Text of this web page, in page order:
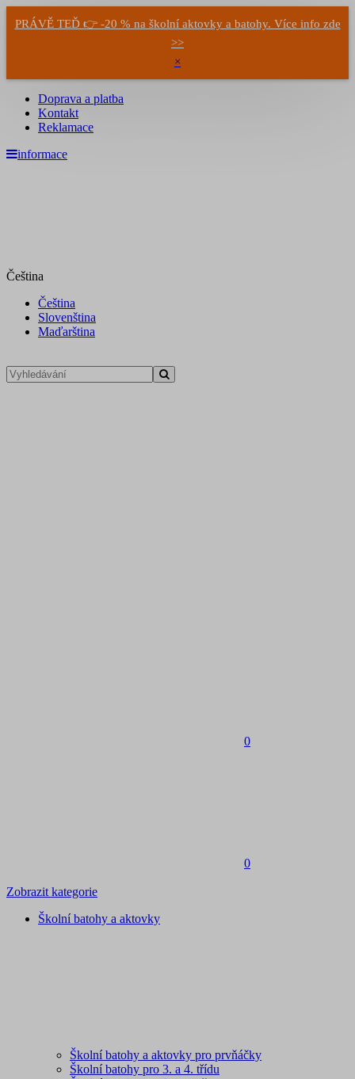
PRÁVĚ TEĎ 👉 -20 % na školní aktovky a batohy. Více info zde
>>
×
Doprava a platba
Kontakt
Reklamace
informace
Čeština
Čeština
Slovenština
Maďarština
0
0
Zobrazit kategorie
Školní batohy a aktovky
Školní batohy a aktovky pro prvňáčky
Školní batohy pro 3. a 4. třídu